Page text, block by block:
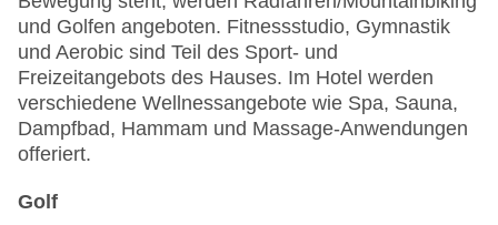
und Golfen angeboten. Fitnessstudio, Gymnastik
und Aerobic sind Teil des Sport- und
Freizeitangebots des Hauses. Im Hotel werden
verschiedene Wellnessangebote wie Spa, Sauna,
Dampfbad, Hammam und Massage-Anwendungen
offeriert.
Golf